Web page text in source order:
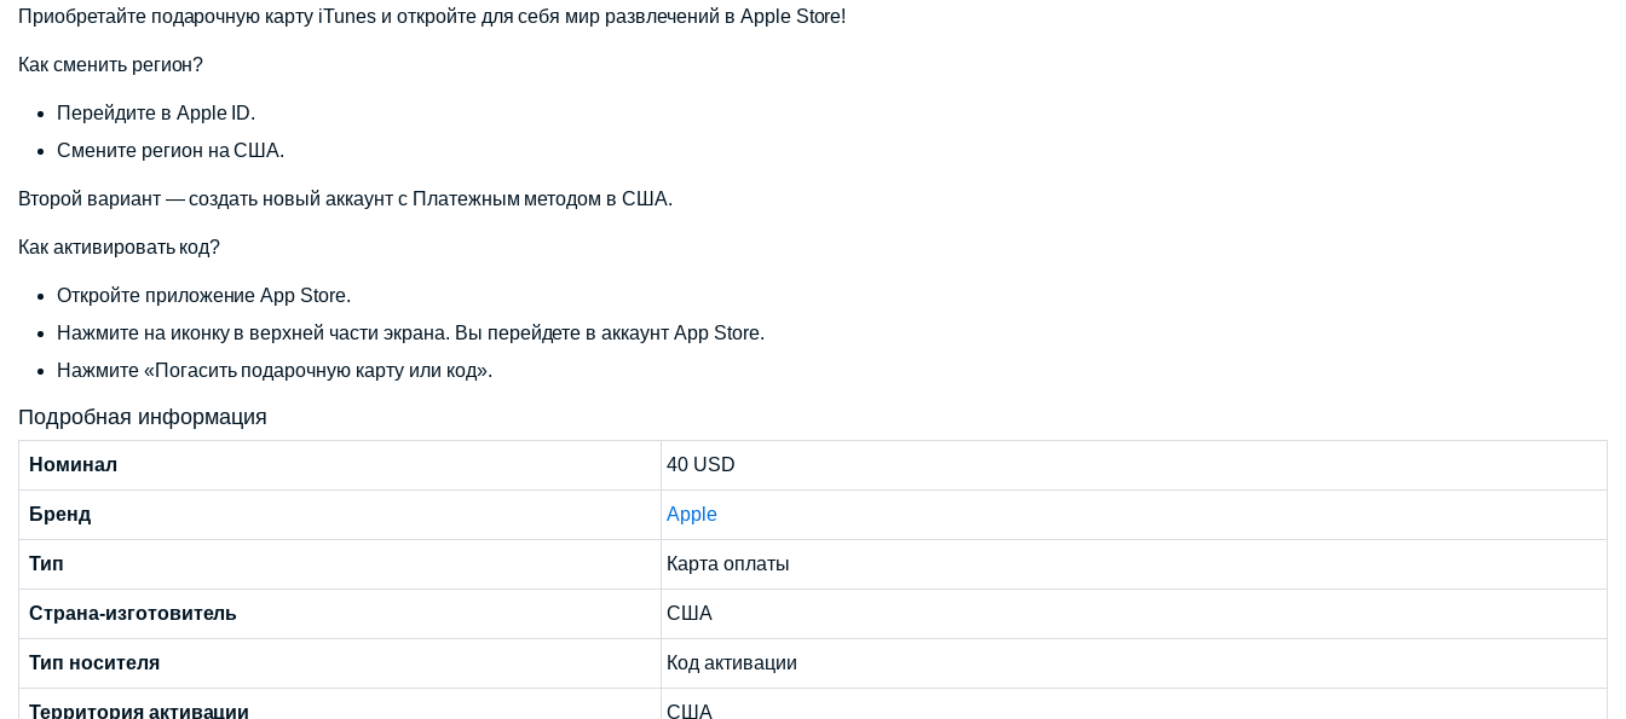
Приобретайте подарочную карту iTunes и откройте для себя мир развлечений в Apple Store!
Как сменить регион?
Перейдите в Apple ID.
Смените регион на США.
Второй вариант — создать новый аккаунт с Платежным методом в США.
Как активировать код?
Откройте приложение App Store.
Нажмите на иконку в верхней части экрана. Вы перейдете в аккаунт App Store.
Нажмите «Погасить подарочную карту или код».
Подробная информация
Номинал 40 USD
Бренд Apple
Тип Карта оплаты
Страна-изготовитель США
Тип носителя Код активации
Территория активации США